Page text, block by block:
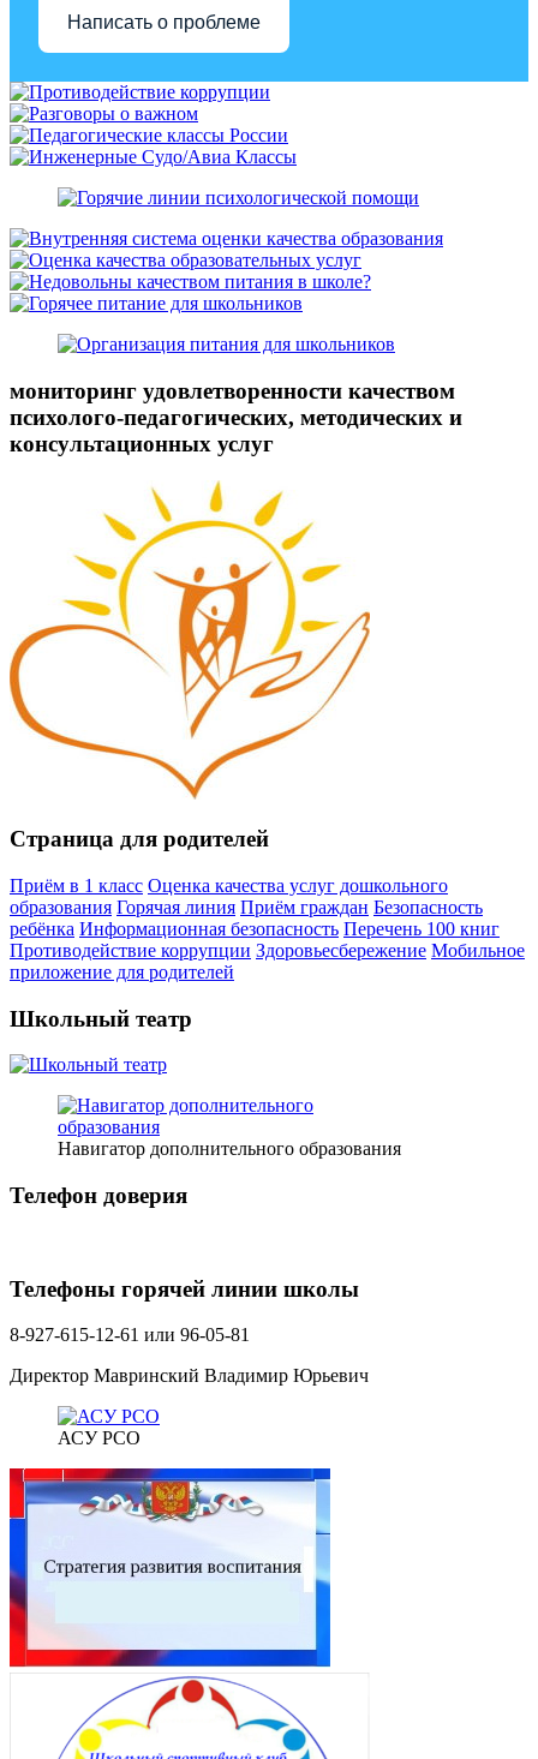
Написать о проблеме
мониторинг удовлетворенности качеством
психолого-педагогических, методических и
консультационных услуг
Страница для родителей
Приём в 1 класс Оценка качества услуг дошкольного
образования Горячая линия Приём граждан Безопасность
ребёнка Информационная безопасность Перечень 100 книг
Противодействие коррупции Здоровьесбережение Мобильное
приложение для родителей
Школьный театр
Навигатор дополнительного образования
Телефон доверия
Телефоны горячей линии школы
8-927-615-12-61 или 96-05-81
Директор Мавринский Владимир Юрьевич
АСУ РСО